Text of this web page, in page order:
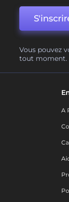
Vous pouvez
tout moment.
A